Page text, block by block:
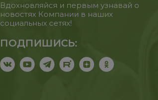
Вдохновляйся и первым узнавай о
новостях Компании в наших
социальных сетях!
ПОДПИШИСЬ: